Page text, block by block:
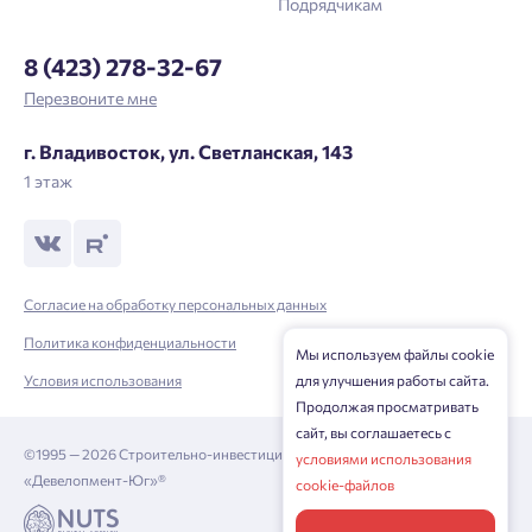
Подрядчикам
8 (423) 278-32-67
Перезвоните мне
г. Владивосток, ул. Светланская, 143
1 этаж
Согласие на обработку персональных данных
Политика конфиденциальности
Условия использования
©1995 — 2026 Строительно-инвестиционная корпорация
«Девелопмент-Юг»®
Мы используем файлы cookie
для улучшения работы сайта.
Продолжая просматривать
сайт, вы соглашаетесь с
условиями использования
cookie-файлов
Нажимая кнопку «Отправить», вы даёте согласие на обработку
Отправить